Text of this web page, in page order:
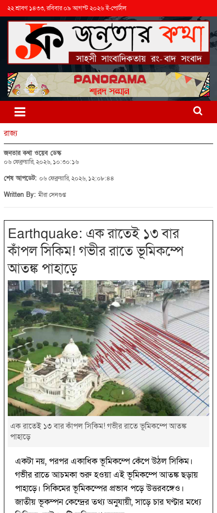
২২ শ্রাবণ ১৪৩৩, রবিবার ০৯ আগস্ট ২০২৬ ই-পোর্টাল
রাজ্য
জনতার কথা ওয়েব ডেস্ক
০৬ ফেব্রুয়ারি, ২০২৬, ১০:৩০:১৬
শেষ আপডেট: ০৬ ফেব্রুয়ারি, ২০২৬, ১২:০৮:৪৪
Written By:মীরা সেনগুপ্ত
Earthquake: এক রাতেই ১৩ বার
কাঁপল সিকিম! গভীর রাতে ভূমিকম্পে
আতঙ্ক পাহাড়ে
এক রাতেই ১৩ বার কাঁপল সিকিম! গভীর রাতে ভূমিকম্পে আতঙ্ক
পাহাড়ে
একটা নয়, পরপর একাধিক ভূমিকম্পে কেঁপে উঠল সিকিম।
গভীর রাতে আচমকা শুরু হওয়া এই ভূমিকম্পে আতঙ্ক ছড়ায়
পাহাড়ে। সিকিমের ভূমিকম্পের প্রভাব পড়ে উত্তরবঙ্গেও।
জাতীয় ভূকম্পন কেন্দ্রের তথ্য অনুযায়ী, সাড়ে চার ঘণ্টার মধ্যে